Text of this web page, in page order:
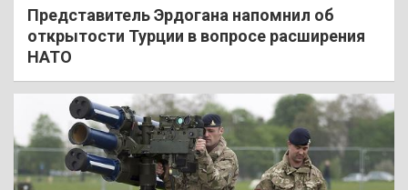
Представитель Эрдогана напомнил об
открытости Турции в вопросе расширения
НАТО